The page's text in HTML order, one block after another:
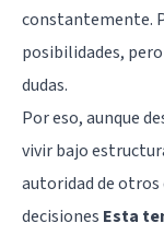
constantemente.
posibilidades,
dudas.
Por eso, aunque
vivir bajo
autoridad de
decisiones Esta